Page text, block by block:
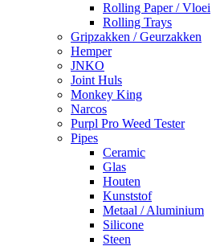
Rolling Paper / Vloei
Rolling Trays
Gripzakken / Geurzakken
Hemper
JNKO
Joint Huls
Monkey King
Narcos
Purpl Pro Weed Tester
Pipes
Ceramic
Glas
Houten
Kunststof
Metaal / Aluminium
Silicone
Steen